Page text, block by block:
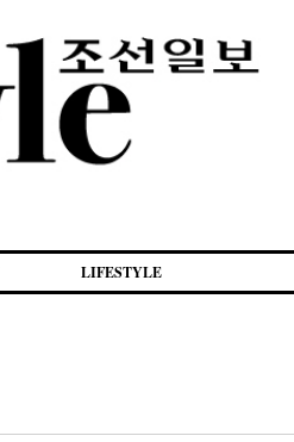
LIFESTYLE